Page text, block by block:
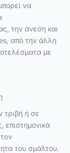
να
την άνεση και
από την άλλη
με
τριβή ή σε
επιστημονικά
του σμάλτου.